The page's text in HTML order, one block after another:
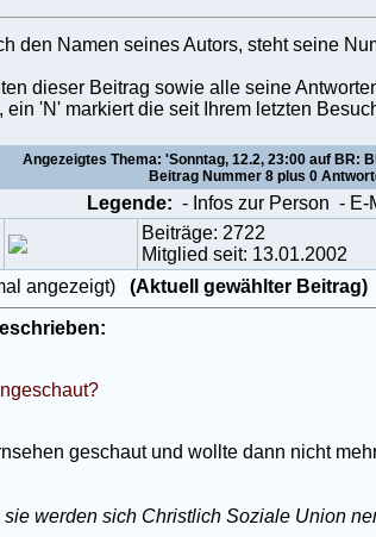
den Namen seines Autors, steht seine
dieser Beitrag sowie alle seine
'N' markiert die seit Ihrem letzten
Angezeigtes Thema: 'Sonntag, 12.2, 23:00 auf BR:
Beitrag Nummer 8 plus 0
Legende: - Infos zur Person - E-
Beiträge: 2722
Mitglied seit: 13.01.2002
angezeigt) (Aktuell gewählter Beitrag)
geschaut und wollte dann nicht
werden sich Christlich Soziale Union